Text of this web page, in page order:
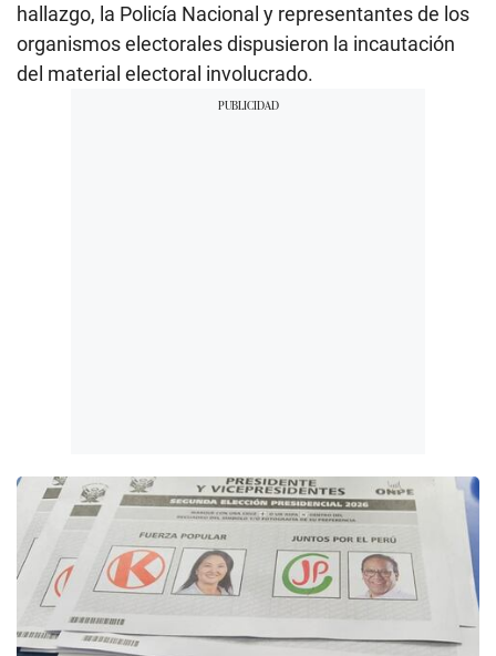
hallazgo, la Policía Nacional y representantes de los
organismos electorales dispusieron la incautación
del material electoral involucrado.